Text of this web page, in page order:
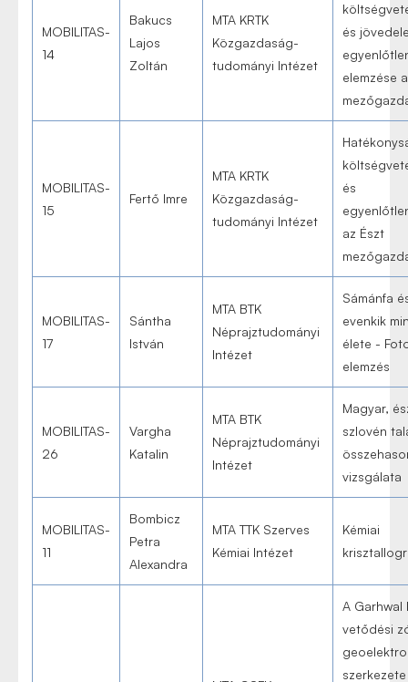
MOBILITAS-
14
Bakucs
Lajos
Zoltán
MTA KRTK
Közgazdaság-
tudományi Intézet
és
elemzése
MOBILITAS-
15
Fertő Imre
MTA KRTK
Közgazdaság-
tudományi Intézet
és
az Észt
MOBILITAS-
17
Sántha
István
MTA BTK
Néprajztudományi
Intézet
Sámánfa
evenkik
élete -
elemzés
MOBILITAS-
26
Vargha
Katalin
MTA BTK
Néprajztudományi
Intézet
Magyar,
szlovén
vizsgálata
MOBILITAS-
11
Bombicz
Petra
Alexandra
MTA TTK Szerves
Kémiai Intézet
Kémiai
A Garhwal
vetődési
szerkezete